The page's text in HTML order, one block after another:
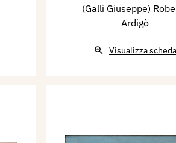
(Galli Giuseppe)
Ardigò
Visualizza scheda